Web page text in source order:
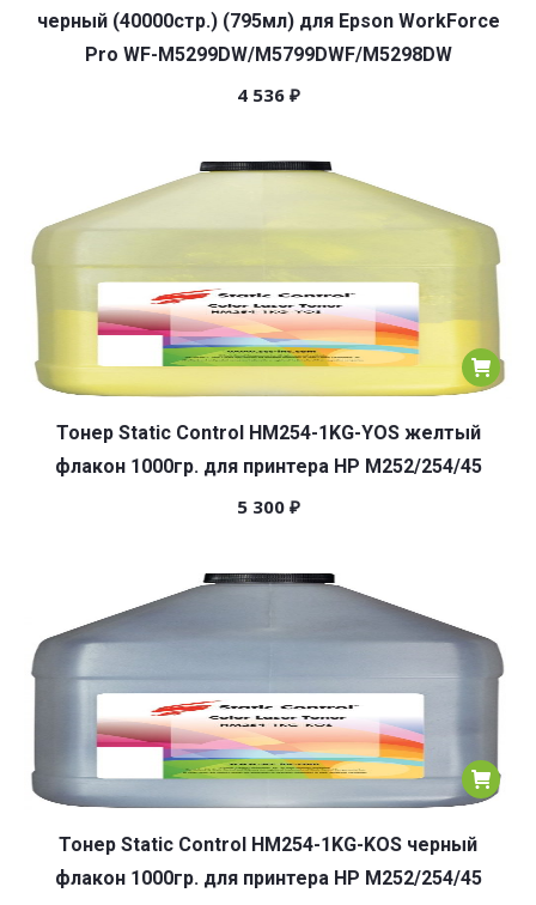
черный (40000стр.) (795мл) для Epson WorkForce
Pro WF-M5299DW/M5799DWF/M5298DW
4 536 ₽
Тонер Static Control HM254-1KG-YOS желтый
флакон 1000гр. для принтера HP M252/254/45
5 300 ₽
Тонер Static Control HM254-1KG-KOS черный
флакон 1000гр. для принтера HP M252/254/45